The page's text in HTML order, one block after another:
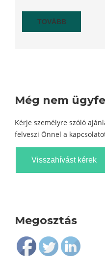
TOVÁBB
Még nem
Kérje személyre szóló
felveszi Önnel a
Visszahívást kérek
Megosztás
Follow